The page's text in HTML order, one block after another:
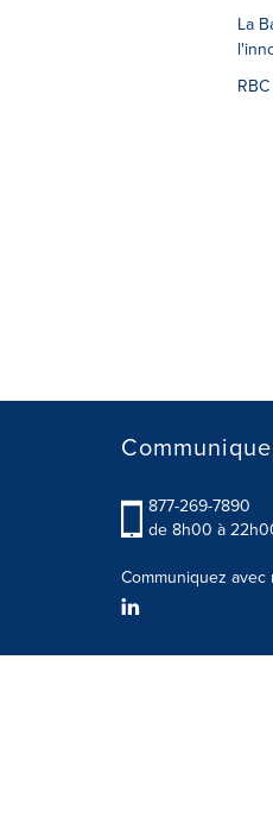
La
877-269-7890
de 8h00 à
Communiquez avec